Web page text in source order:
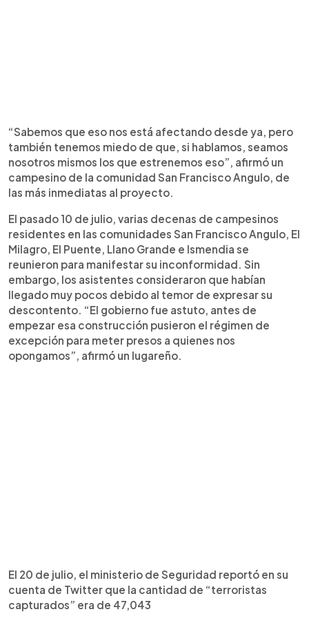
“Sabemos que eso nos está afectando desde ya, pero
también tenemos miedo de que, si hablamos, seamos
nosotros mismos los que estrenemos eso”, afirmó un
campesino de la comunidad San Francisco Angulo, de
las más inmediatas al proyecto.
El pasado 10 de julio, varias decenas de campesinos
residentes en las comunidades San Francisco Angulo, El
Milagro, El Puente, Llano Grande e Ismendia se
reunieron para manifestar su inconformidad. Sin
embargo, los asistentes consideraron que habían
llegado muy pocos debido al temor de expresar su
descontento. “El gobierno fue astuto, antes de
empezar esa construcción pusieron el régimen de
excepción para meter presos a quienes nos
opongamos”, afirmó un lugareño.
El 20 de julio, el ministerio de Seguridad reportó en su
cuenta de Twitter que la cantidad de “terroristas
capturados” era de 47,043